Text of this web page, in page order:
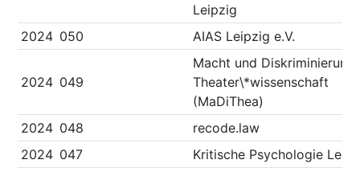
Leipzig
2024 050 AIAS Leipzig e.V.
2024 049
Macht und Diskriminierung
Theater\*wissenschaft
(MaDiThea)
2024 048
recode.law
2024 047
Kritische Psychologie